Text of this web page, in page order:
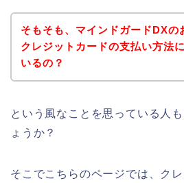
そもそも、マインドガードDXの
クレジットカードの支払い方法
いるの？
という風なことを思っている人
ょうか？
そこでこちらのページでは、ク